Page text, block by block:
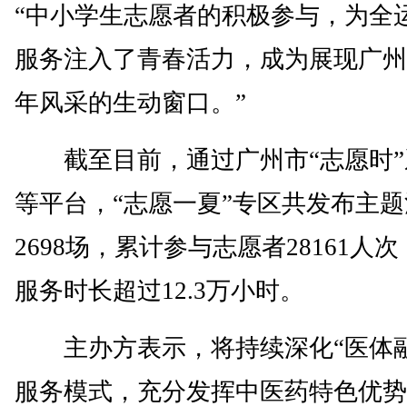
“中小学生志愿者的积极参与，为全
服务注入了青春活力，成为展现广
年风采的生动窗口。”
截至目前，通过广州市“志愿时”
等平台，“志愿一夏”专区共发布主
2698场，累计参与志愿者28161人次
服务时长超过12.3万小时。
主办方表示，将持续深化“医体
服务模式，充分发挥中医药特色优